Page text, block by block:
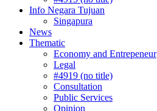
Info Negara Tujuan
Singapura
News
Thematic
Economy and Entrepeneur
Legal
#4919 (no title)
Consultation
Public Services
Opinion